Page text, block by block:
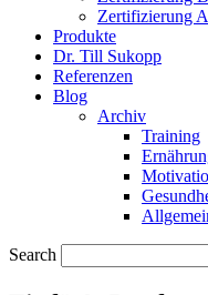
Zertifizierung
Produkte
Dr. Till Sukopp
Referenzen
Blog
Archiv
Training
Search